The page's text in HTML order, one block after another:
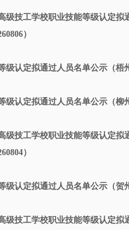
级技工学校职业技能等级认定拟
）
级认定拟通过人员名单公示（梧
级认定拟通过人员名单公示（柳州
级技工学校职业技能等级认定拟
）
级认定拟通过人员名单公示（贺州
级技工学校职业技能等级认定拟